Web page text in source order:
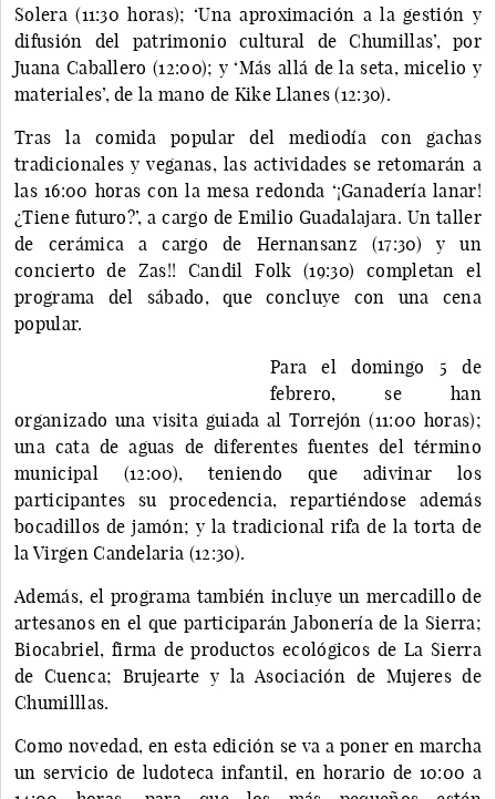
Solera (11:30 horas); ‘Una aproximación a la gestión y
difusión del patrimonio cultural de Chumillas’, por
Juana Caballero (12:00); y ‘Más allá de la seta, micelio y
materiales’, de la mano de Kike Llanes (12:30).
Tras la comida popular del mediodía con gachas
tradicionales y veganas, las actividades se retomarán a
las 16:00 horas con la mesa redonda ‘¡Ganadería lanar!
¿Tiene futuro?’, a cargo de Emilio Guadalajara. Un taller
de cerámica a cargo de Hernansanz (17:30) y un
concierto de Zas!! Candil Folk (19:30) completan el
programa del sábado, que concluye con una cena
popular.
Para el domingo 5 de
febrero, se han
organizado una visita guiada al Torrejón (11:00 horas);
una cata de aguas de diferentes fuentes del término
municipal (12:00), teniendo que adivinar los
participantes su procedencia, repartiéndose además
bocadillos de jamón; y la tradicional rifa de la torta de
la Virgen Candelaria (12:30).
Además, el programa también incluye un mercadillo de
artesanos en el que participarán Jabonería de la Sierra;
Biocabriel, firma de productos ecológicos de La Sierra
de Cuenca; Brujearte y la Asociación de Mujeres de
Chumilllas.
Como novedad, en esta edición se va a poner en marcha
un servicio de ludoteca infantil, en horario de 10:00 a